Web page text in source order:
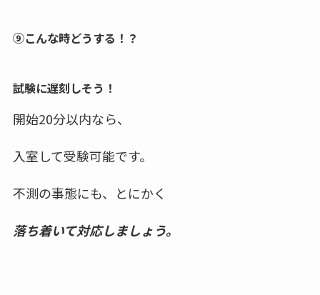
⑨こんな時どうする！？
試験に遅刻しそう！
開始20分以内なら、
入室して受験可能です。
不測の事態にも、とにかく
落ち着いて対応しましょう。